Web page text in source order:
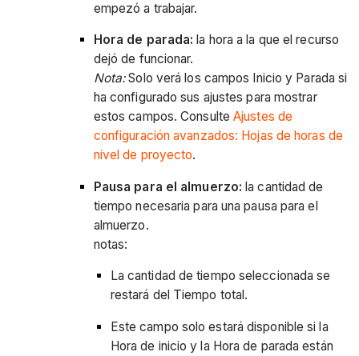
empezó a trabajar.
Hora de parada: la hora a la que el recurso
dejó de funcionar.
Nota:Solo verá los campos Inicio y Parada si
ha configurado sus ajustes para mostrar
estos campos. ConsulteAjustes de
configuración avanzados: Hojas de horas de
nivel de proyecto.
Pausa para el almuerzo: la cantidad de
tiempo necesaria para una pausa para el
almuerzo.
notas:
La cantidad de tiempo seleccionada se
restará del Tiempo total.
Este campo solo estará disponible si la
Hora de inicio y la Hora de parada están